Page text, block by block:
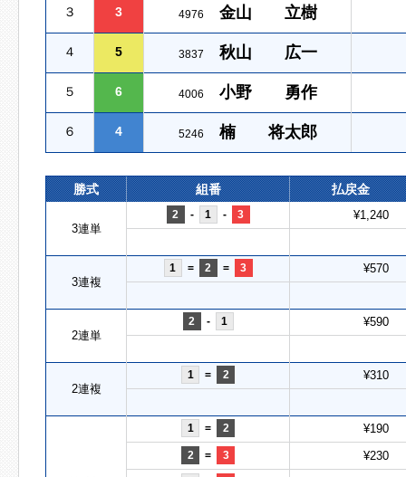
３ 3 4976 金山 立樹
４ 5 3837 秋山 広一
５ 6 4006 小野 勇作
６ 4 5246 楠 将太郎
勝式 組番 払戻金
3連単
2 - 1 - 3 ¥1,240
3連複
1 = 2 = 3 ¥570
2連単
2 - 1 ¥590
2連複
1 = 2 ¥310
1 = 2 ¥190
2 = 3 ¥230